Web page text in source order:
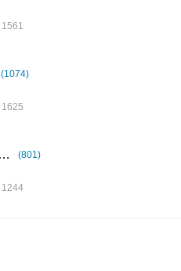
1561
(1074)
1625
荣耀Magic8系列 (801)
1244